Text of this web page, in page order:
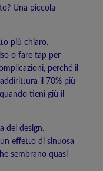
Una piccola
più chiaro.
o fare tap per
perché il
il 70% più
tieni giù il
del design.
effetto di sinuosa
sembrano quasi